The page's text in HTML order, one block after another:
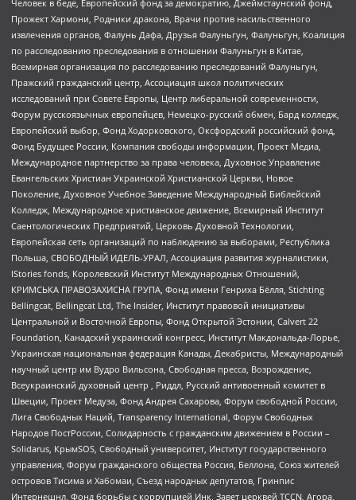
Человек в беде, Европейский фонд за демократию, Джеймстаунский фонд,
Прожект Хармони, Родники дракона, Врачи против насильственного
извлечения органов, Фалунь Дафа, Друзья Фалуньгун, Фалуньгун, Коалиция
по расследованию преследования в отношении Фалуньгун в Китае,
Всемирная организация по расследованию преследований Фалуньгун,
Пражский гражданский центр, Ассоциация школ политических
исследований при Совете Европы, Центр либеральной современности,
Форум русскоязычных европейцев, Немецко-русский обмен, Бард колледж,
Европейский выбор, Фонд Ходорковского, Оксфордский российский фонд,
Фонд Будущее России, Компания свободы информации, Проект Медиа,
Международное партнерство за права человека, Духовное Управление
Евангельских Христиан Украинской Христианской Церкви, Новое
Поколение, Духовное Учебное Заведение Международный Библейский
Колледж, Международное христианское движение, Всемирный Институт
Саентологических Предприятий, Церковь Духовной Технологии,
Европейская сеть организаций по наблюдению за выборами, Республика
Польша, СВОБОДНЫЙ ИДЕЛЬ-УРАЛ, Ассоциация развития журналистики,
IStories fonds, Королевский Институт Международных Отношений,
КРИМСЬКА ПРАВОЗАХИСНА ГРУПА, Фонд имени Генриха Бёлля, Stichting
Bellingcat, Bellingcat Ltd, The Insider, Институт правовой инициативы
Центральной и Восточной Европы, Фонд Открытой Эстонии, Calvert 22
Foundation, Канадский украинский конгресс, Институт Макдональда-Лорье,
Украинская национальная федерация Канады, Декабристы, Международный
научный центр им Вудро Вильсона, Свободная пресса, Возрождение,
Всеукраинский духовный центр , Риддл, Русский антивоенный комитет в
Швеции, Проект Медуза, Фонд Андрея Сахарова, Форум свободной России,
Лига Свободных Наций, Transparеncy International, Форум Свободных
Народов ПостРоссии, Солидарность с гражданским движением в России –
Solidarus, КрымSOS, Свободный университет, Институт государственного
управления, Форум гражданского общества Россия, Беллона, Союз жителей
островов Тисима и Хабомаи, Съезд народных депутатов, Гринпис
Интернешнл, Фонд борьбы с коррупцией Инк, Завет церквей TCCN, Агора,